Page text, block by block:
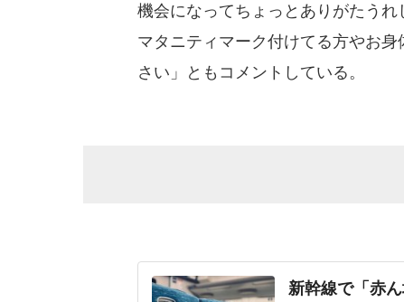
機会になってちょっとありがたう
マタニティマーク付けてる方やお
さい」ともコメントしている。
新幹線で「赤